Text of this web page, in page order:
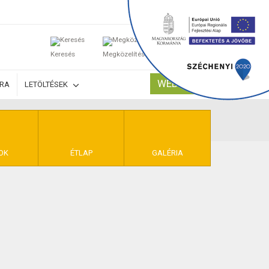
Keresés Megközelítés
0
LETÖLTÉSEK WEBSHOP
ÉTLAP GALÉRIA